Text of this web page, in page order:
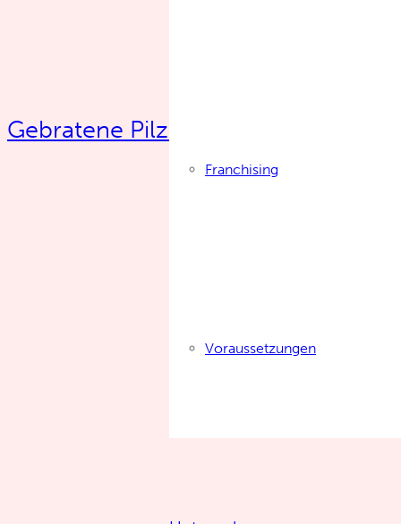
Franchising
Voraussetzungen
Gebratene Pilze mit pochierten